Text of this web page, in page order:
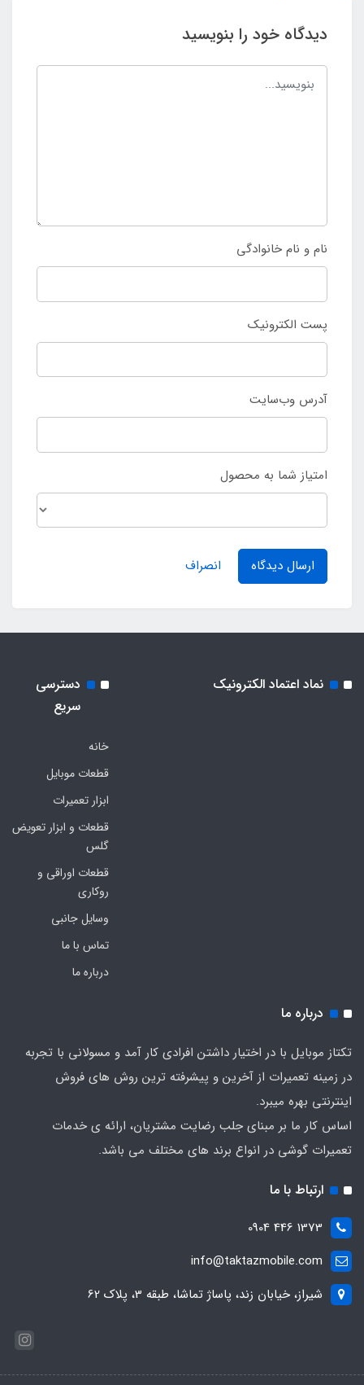
دیدگاه خود را بنویسید
نام و نام خانوادگی
پست الکترونیک
آدرس وب‌سایت
امتیاز شما به محصول
ارسال دیدگاه انصراف
نماد اعتماد الکترونیک
دسترسی
سریع
خانه
قطعات موبایل
ابزار تعمیرات
قطعات و ابزار تعویض
گلس
قطعات اوراقی و
روکاری
وسایل جانبی
تماس با ما
درباره ما
درباره ما
تکتاز موبایل با در اختیار داشتن افرادی کار آمد و مسولانی با تجربه
در زمینه تعمیرات از آخرین و پیشرفته ترین روش های فروش
اینترنتی بهره میبرد.
اساس کار ما بر مبنای جلب رضایت مشتریان، ارائه ی خدمات
تعمیرات گوشی در انواع برند های مختلف می باشد.
ارتباط با ما
1373 446 0904
info@taktazmobile.com
شیراز، خیابان زند، پاساژ تماشا، طبقه 3، پلاک 62